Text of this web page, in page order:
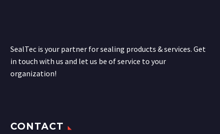
SealTec is your partner for sealing products & services. Get
in touch with us and let us be of service to your
organization!
CONTACT